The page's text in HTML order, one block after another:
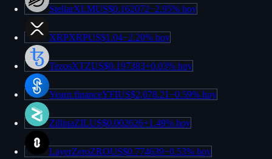
StellarXLMUS$0.162072−2.95% hoy
XRPXRPUS$1.04−2.20% hoy
TezosXTZUS$0.197383+0.03% hoy
Yearn.financeYFIUS$2,078.21−0.59% hoy
ZilliqaZILUS$0.002626+1.49% hoy
LayerZeroZROUS$0.774639−0.53% hoy